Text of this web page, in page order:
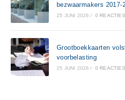
bezwaarmakers 2017-
25 JUNI 2026 / 0 REACTIES
Grootboekkaarten
voorbelasting
25 JUNI 2026 / 0 REACTIES